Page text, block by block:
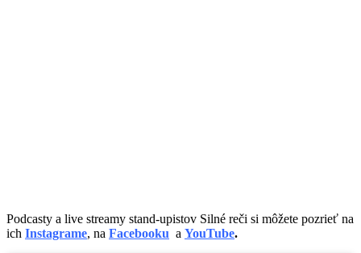
Podcasty a live streamy stand-upistov Silné reči si môžete pozrieť na
ich Instagrame, na Facebooku a YouTube.